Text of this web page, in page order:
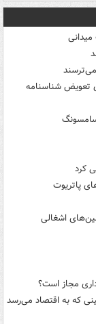
تعویض شناسنامه
کرد
پاتریوت
اشغالی
مجاز است؟
که به اقتصاد می‌رسد